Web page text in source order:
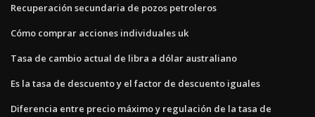
Recuperación secundaria de pozos petroleros
Cómo comprar acciones individuales uk
Tasa de cambio actual de libra a dólar australiano
Es la tasa de descuento y el factor de descuento iguales
Diferencia entre precio máximo y regulación de la tasa de